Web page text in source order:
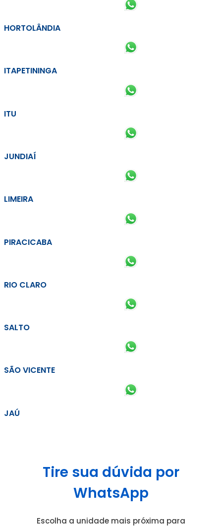
HORTOLÂNDIA
ITAPETININGA
ITU
JUNDIAÍ
LIMEIRA
PIRACICABA
RIO CLARO
SALTO
SÃO VICENTE
JAÚ
Tire sua dúvida por
WhatsApp
Escolha a unidade mais próxima para